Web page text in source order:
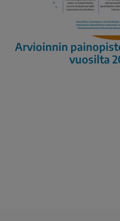
Arvioinnin
vuosilta